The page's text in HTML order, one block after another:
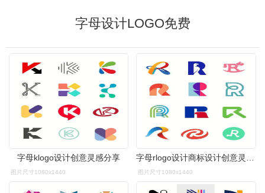
字母设计LOGO免费
字母klogo设计创意灵感分享
图片尺寸1080x1440 图片尺寸1080x1440